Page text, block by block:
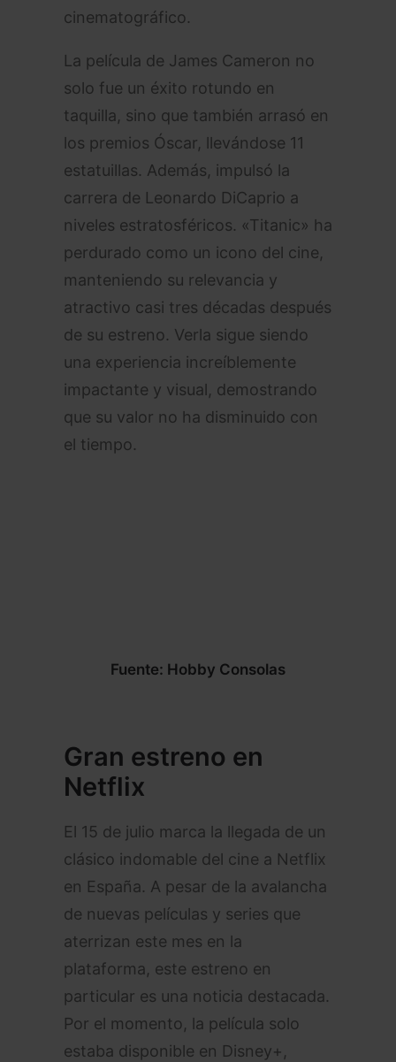
cinematográfico.
La película de James Cameron no
solo fue un éxito rotundo en
taquilla, sino que también arrasó en
los premios Óscar, llevándose 11
estatuillas. Además, impulsó la
carrera de Leonardo DiCaprio a
niveles estratosféricos. «Titanic» ha
perdurado como un icono del cine,
manteniendo su relevancia y
atractivo casi tres décadas después
de su estreno. Verla sigue siendo
una experiencia increíblemente
impactante y visual, demostrando
que su valor no ha disminuido con
el tiempo.
Fuente: Hobby Consolas
Gran estreno en
Netflix
El 15 de julio marca la llegada de un
clásico indomable del cine a Netflix
en España. A pesar de la avalancha
de nuevas películas y series que
aterrizan este mes en la
plataforma, este estreno en
particular es una noticia destacada.
Por el momento, la película solo
estaba disponible en Disney+,